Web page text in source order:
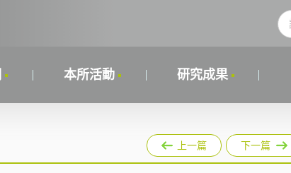
本所活動 研究成果
上一篇 下一篇